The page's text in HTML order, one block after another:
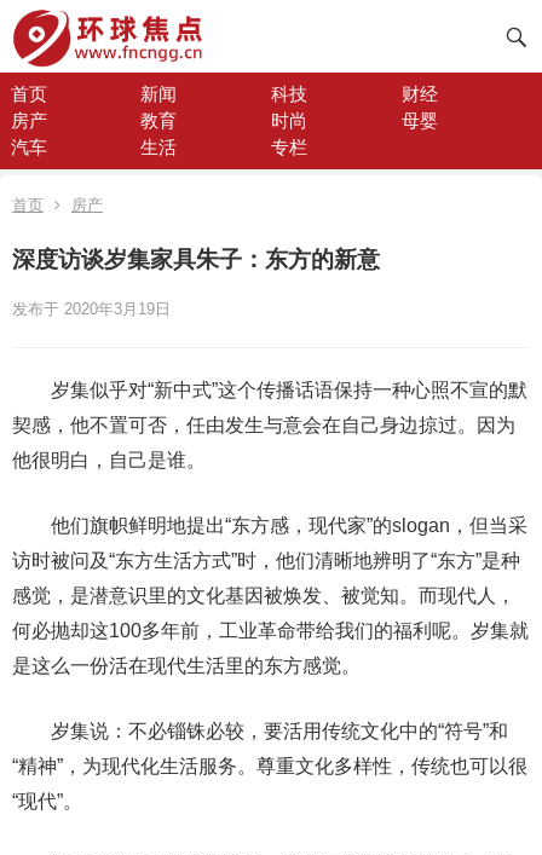
首页 新闻 科技
财经
房产
教育 时尚
母婴
汽车
生活 专栏
首页 房产
深度访谈岁集家具朱子：东方的新意
发布于 2020年3月19日
岁集似乎对“新中式”这个传播话语保持一种心照不宣的默
契感，他不置可否，任由发生与意会在自己身边掠过。因为
他很明白，自己是谁。
他们旗帜鲜明地提出“东方感，现代家”的slogan，但当采
访时被问及“东方生活方式”时，他们清晰地辨明了“东方”是种
感觉，是潜意识里的文化基因被焕发、被觉知。而现代人，
何必抛却这100多年前，工业革命带给我们的福利呢。岁集就
是这么一份活在现代生活里的东方感觉。
岁集说：不必锱铢必较，要活用传统文化中的“符号”和
“精神”，为现代化生活服务。尊重文化多样性，传统也可以很
“现代”。